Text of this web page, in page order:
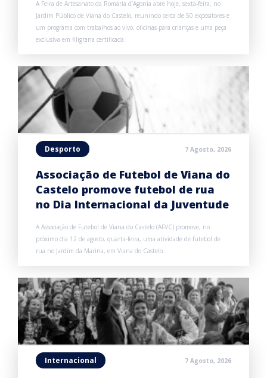
A Feira de Artesanato da Romaria d’Agonia abre hoje, sexta-feira, no
Jardim Público de Viana do Castelo, reunindo cerca de 50 expositores e
um programa com trabalhos ao vivo, oficinas para crianças e uma peça
exclusiva em filigrana certificada.
Desporto 7 Agosto, 2026
Associação de Futebol de Viana do
Castelo promove futebol de rua
no Dia Internacional da Juventude
A Associação de Futebol de Viana do Castelo (AFVC) promove, no
próximo dia 12 de agosto, quarta-feira, uma atividade de futebol de
rua no Jardim da Marina, em Viana do Castelo.
Internacional 7 Agosto, 2026